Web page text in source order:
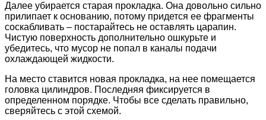
Далее убирается старая прокладка. Она довольно сильно
прилипает к основанию, потому придется ее фрагменты
соскабливать – постарайтесь не оставлять царапин.
Чистую поверхность дополнительно ошкурьте и
убедитесь, что мусор не попал в каналы подачи
охлаждающей жидкости.
На место ставится новая прокладка, на нее помещается
головка цилиндров. Последняя фиксируется в
определенном порядке. Чтобы все сделать правильно,
сверяйтесь с этой схемой.